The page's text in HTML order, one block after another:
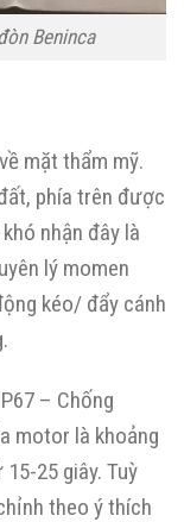
Beninca
mặt thẩm mỹ.
phía trên được
nhận đây là
lý momen
kéo/ đẩy cánh
– Chống
motor là khoảng
25 giây. Tuỳ
theo ý thích